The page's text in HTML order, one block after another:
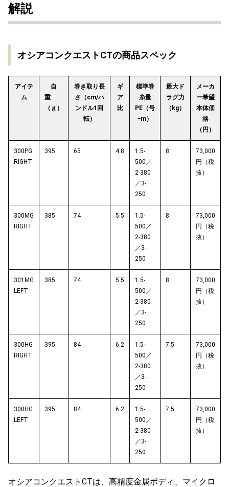
解説
オシアコンクエストCTの商品スペック
アイテ
ム
自
重
（ｇ）
巻き取り長
さ（cm/ハ
ンドル1回
転）
ギ
ア
比
標準巻
糸量
PE（号
ｰm）
最大ド
ラグ力
（kg）
メーカ
ー希望
本体価
格
（円）
300PG
RIGHT
395 65 4.8
1.5-
500／
2-380
／3-
250
8
73,000
円（税
抜）
300MG
RIGHT
385 74 5.5
1.5-
500／
2-380
／3-
250
8
73,000
円（税
抜）
301MG
LEFT
385 74 5.5
1.5-
500／
2-380
／3-
250
8
73,000
円（税
抜）
300HG
RIGHT
395 84 6.2
1.5-
500／
2-380
／3-
250
7.5
73,000
円（税
抜）
300HG
LEFT
395 84 6.2
1.5-
500／
2-380
／3-
250
7.5
73,000
円（税
抜）
オシアコンクエストCTは、高精度金属ボディ、マイクロ